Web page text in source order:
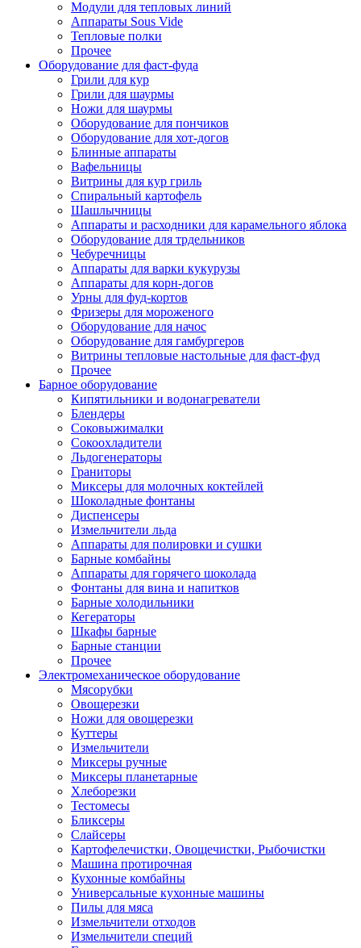
Модули для тепловых линий
Аппараты Sous Vide
Тепловые полки
Прочее
Оборудование для фаст-фуда
Грили для кур
Грили для шаурмы
Ножи для шаурмы
Оборудование для пончиков
Оборудование для хот-догов
Блинные аппараты
Вафельницы
Витрины для кур гриль
Спиральный картофель
Шашлычницы
Аппараты и расходники для карамельного яблока
Оборудование для трдельников
Чебуречницы
Аппараты для варки кукурузы
Аппараты для корн-догов
Урны для фуд-кортов
Фризеры для мороженого
Оборудование для начос
Оборудование для гамбургеров
Витрины тепловые настольные для фаст-фуд
Прочее
Барное оборудование
Кипятильники и водонагреватели
Блендеры
Соковыжималки
Сокоохладители
Льдогенераторы
Граниторы
Миксеры для молочных коктейлей
Шоколадные фонтаны
Диспенсеры
Измельчители льда
Аппараты для полировки и сушки
Барные комбайны
Аппараты для горячего шоколада
Фонтаны для вина и напитков
Барные холодильники
Кегераторы
Шкафы барные
Барные станции
Прочее
Электромеханическое оборудование
Мясорубки
Овощерезки
Ножи для овощерезки
Куттеры
Измельчители
Миксеры ручные
Миксеры планетарные
Хлеборезки
Тестомесы
Бликсеры
Слайсеры
Картофелечистки, Овощечистки, Рыбочистки
Машина протирочная
Кухонные комбайны
Универсальные кухонные машины
Пилы для мяса
Измельчители отходов
Измельчители специй